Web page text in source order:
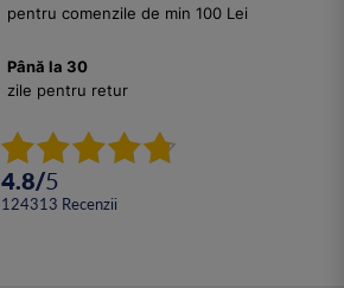
pentru comenzile de min 100 Lei
Până la 30
zile pentru retur
4.8/5
124313 Recenzii